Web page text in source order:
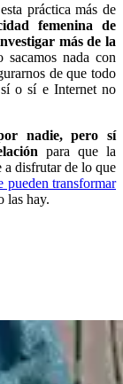
práctica más de
femenina de
más de la
nada con
de que todo
o sí e Internet no
nadie, pero sí
para que la
a disfrutar de lo que
pueden transformar
las hay.